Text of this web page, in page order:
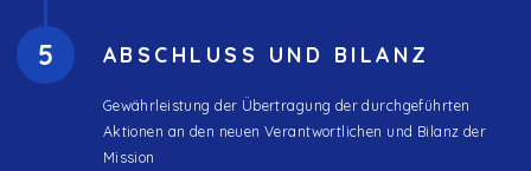
5 ABSCHLUSS UND BILANZ
Gewährleistung der Übertragung der durchgeführten
Aktionen an den neuen Verantwortlichen und Bilanz der
Mission